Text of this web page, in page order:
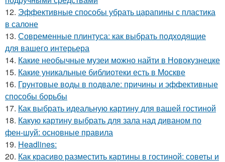
12. Эффективные способы убрать царапины с пластика
в салоне
13. Современные плинтуса: как выбрать подходящие
для вашего интерьера
14. Какие необычные музеи можно найти в Новокузнецке
15. Какие уникальные библиотеки есть в Москве
16. Грунтовые воды в подвале: причины и эффективные
способы борьбы
17. Как выбрать идеальную картину для вашей гостиной
18. Какую картину выбрать для зала над диваном по
фен-шуй: основные правила
19. Headlines:
20. Как красиво разместить картины в гостиной: советы и